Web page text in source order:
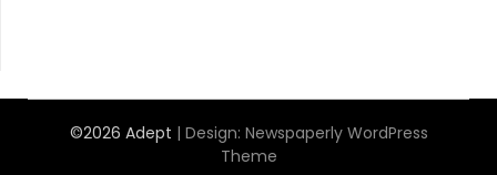
©2026 Adept | Design: Newspaperly WordPress
Theme